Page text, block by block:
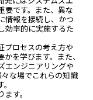
要です。また、異な
情報を接続し、かつ
効率的に実施するた
プロセスの考え方や
を学びます。また、
エンジニアリングや
な場でこれらの知識
す。